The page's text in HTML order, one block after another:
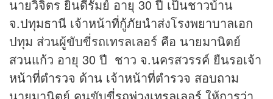
นายวิจิตร ยินดีรัมย์ อายุ 30 ปี เป็นชาวบ้าน
จ.ปทุมธานี เจ้าหน้าที่กู้ภัยนำส่งโรงพยาบาลเอก
ปทุม ส่วนผู้ขับขี่รถเทรลเลอร์ คือ นายมานิตย์
สวนแก้ว อายุ 30 ปี ชาว จ.นครสวรรค์ ยืนรอเจ้า
หน้าที่ตำรวจ ด้าน เจ้าหน้าที่ตำรวจ สอบถาม